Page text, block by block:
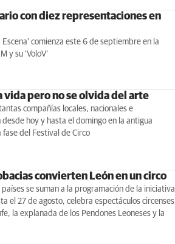
con diez representaciones en
Escena' comienza este 6 de septiembre en la
y su ‘VoloV’
vida pero no se olvida del arte
compañías locales, nacionales e
hoy y hasta el domingo en la antigua
fase del Festival de Circo
convierten León en un circo
se suman a la programación de la iniciativa
el 27 de agosto, celebra espectáculos circenses
la explanada de los Pendones Leoneses y la